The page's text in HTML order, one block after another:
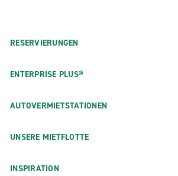
RESERVIERUNGEN
ENTERPRISE PLUS®
AUTOVERMIETSTATIONEN
UNSERE MIETFLOTTE
INSPIRATION